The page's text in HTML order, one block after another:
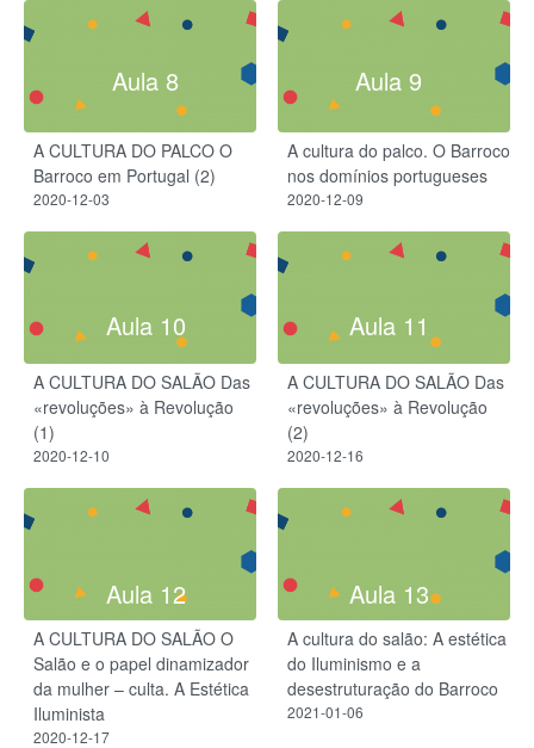
Aula 8
A CULTURA DO PALCO O
Barroco em Portugal (2)
2020-12-03
Aula 9
A cultura do palco. O Barroco
nos domínios portugueses
2020-12-09
Aula 10
A CULTURA DO SALÃO Das
«revoluções» à Revolução
(1)
2020-12-10
Aula 11
A CULTURA DO SALÃO Das
«revoluções» à Revolução
(2)
2020-12-16
Aula 12
A CULTURA DO SALÃO O
Salão e o papel dinamizador
da mulher – culta. A Estética
Iluminista
2020-12-17
Aula 13
A cultura do salão: A estética
do Iluminismo e a
desestruturação do Barroco
2021-01-06